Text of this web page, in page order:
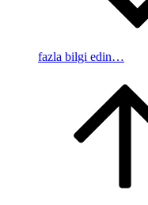
fazla bilgi edin…